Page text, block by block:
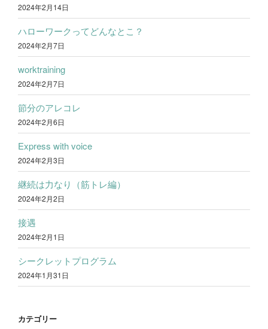
2024年2月14日
ハローワークってどんなとこ？
2024年2月7日
worktraining
2024年2月7日
節分のアレコレ
2024年2月6日
Express with voice
2024年2月3日
継続は力なり（筋トレ編）
2024年2月2日
接遇
2024年2月1日
シークレットプログラム
2024年1月31日
カテゴリー